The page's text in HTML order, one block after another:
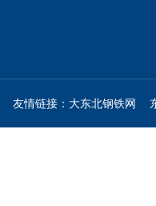
友情链接： 大东北钢铁网